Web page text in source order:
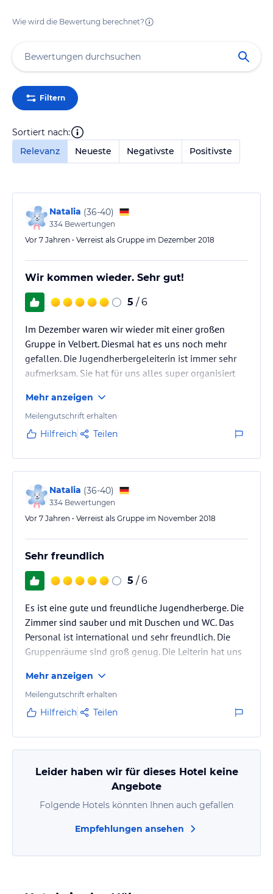
Wie wird die Bewertung berechnet?
Filtern
Sortiert nach:
Relevanz
Neueste Negativste Positivste
Natalia (36-40)
334 Bewertungen
Vor 7 Jahren • Verreist als Gruppe im Dezember 2018
Wir kommen wieder. Sehr gut!
5 / 6
Im Dezember waren wir wieder mit einer großen
Gruppe in Velbert. Diesmal hat es uns noch mehr
gefallen. Die Jugendherbergeleiterin ist immer sehr
aufmerksam. Sie hat für uns alles super organisiert
wäre. Die Zimmer sind groß und sauber. Das einzige,
was verbessert werden kann ist Internet. WiFi gibt es
leider nur auf der ersten Etage. Es wäre nicht schlecht
nur Danke sagen. Sehr empfehlenswert.
Mehr anzeigen
Meilengutschrift erhalten
Hilfreich Teilen
Natalia (36-40)
334 Bewertungen
Vor 7 Jahren • Verreist als Gruppe im November 2018
Sehr freundlich
5 / 6
Es ist eine gute und freundliche Jugendherberge. Die
Zimmer sind sauber und mit Duschen und WC. Das
Personal ist international und sehr freundlich. Die
Gruppenräume sind groß genug. Die Leiterin hat uns
internationale Gruppe sich hier wohl fühlen konnte.
Es gibt Aldi 100 Meter vom Haus. Das Essen war für
eine Jugendherberge OK, es hat immer für alle
großen und ganzen waren wir zufrieden und wir
kommen wieder.
Mehr anzeigen
Meilengutschrift erhalten
Hilfreich Teilen
Leider haben wir für dieses Hotel keine
Angebote
Folgende Hotels könnten Ihnen auch gefallen
Empfehlungen ansehen